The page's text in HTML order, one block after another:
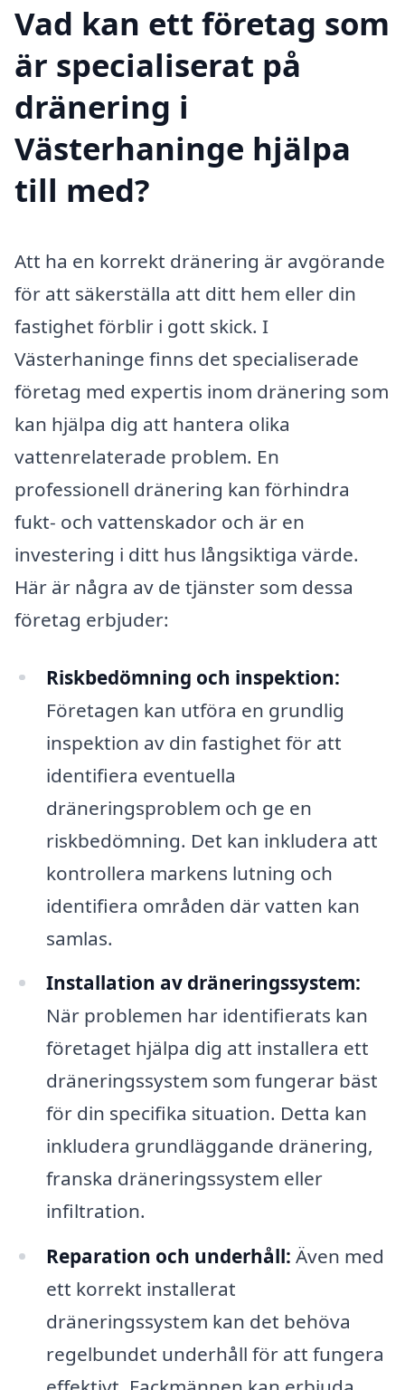
Vad kan ett företag som
är specialiserat på
dränering i
Västerhaninge hjälpa
till med?
Att ha en korrekt dränering är avgörande
för att säkerställa att ditt hem eller din
fastighet förblir i gott skick. I
Västerhaninge finns det specialiserade
företag med expertis inom dränering som
kan hjälpa dig att hantera olika
vattenrelaterade problem. En
professionell dränering kan förhindra
fukt- och vattenskador och är en
investering i ditt hus långsiktiga värde.
Här är några av de tjänster som dessa
företag erbjuder:
Riskbedömning och inspektion:
Företagen kan utföra en grundlig
inspektion av din fastighet för att
identifiera eventuella
dräneringsproblem och ge en
riskbedömning. Det kan inkludera att
kontrollera markens lutning och
identifiera områden där vatten kan
samlas.
Installation av dräneringssystem:
När problemen har identifierats kan
företaget hjälpa dig att installera ett
dräneringssystem som fungerar bäst
för din specifika situation. Detta kan
inkludera grundläggande dränering,
franska dräneringssystem eller
infiltration.
Reparation och underhåll: Även med
ett korrekt installerat
dräneringssystem kan det behöva
regelbundet underhåll för att fungera